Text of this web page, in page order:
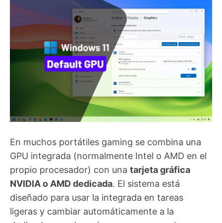
En muchos portátiles gaming se combina una
GPU integrada (normalmente Intel o AMD en el
propio procesador) con una tarjeta gráfica
NVIDIA o AMD dedicada. El sistema está
diseñado para usar la integrada en tareas
ligeras y cambiar automáticamente a la